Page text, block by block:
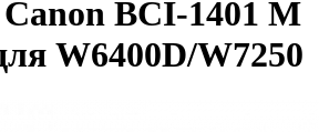
BCI-1401 M
W6400D/W7250